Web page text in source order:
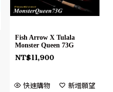
Fish Arrow X Tulala
Monster Queen 73G
NT$11,900
快速購物 新增願望